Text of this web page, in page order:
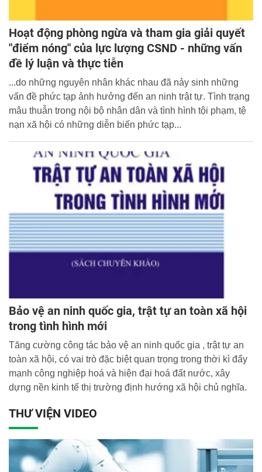
Hoạt động phòng ngừa và tham gia giải quyết
"điểm nóng" của lực lượng CSND - những vấn
đề lý luận và thực tiễn
...do những nguyên nhân khác nhau đã nảy sinh những
vấn đề phức tạp ảnh hưởng đến an ninh trật tự. Tình trạng
mâu thuẫn trong nội bộ nhân dân và tình hình tội phạm, tệ
nạn xã hội có những diễn biến phức tạp...
Bảo vệ an ninh quốc gia, trật tự an toàn xã hội
trong tình hình mới
Tăng cường công tác bảo vệ an ninh quốc gia , trật tự an
toàn xã hội, có vai trò đặc biệt quan trọng trong thời kì đẩy
mạnh công nghiệp hoá và hiện đại hoá đất nước, xây
dựng nền kinh tế thị trường định hướng xã hội chủ nghĩa.
THƯ VIỆN VIDEO